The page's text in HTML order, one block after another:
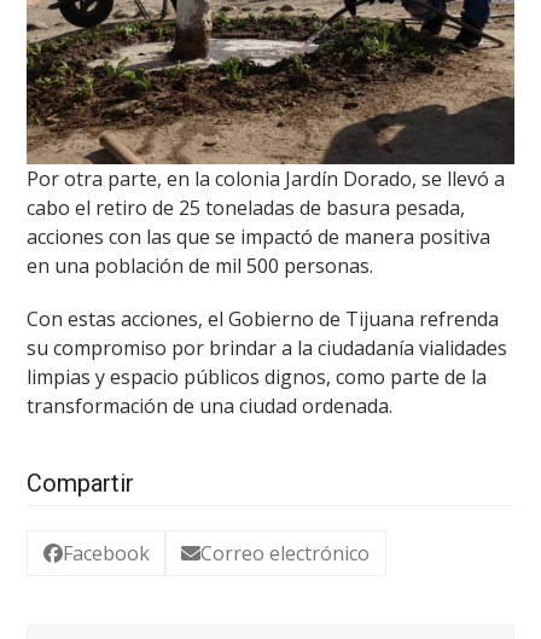
Por otra parte, en la colonia Jardín Dorado, se llevó a
cabo el retiro de 25 toneladas de basura pesada,
acciones con las que se impactó de manera positiva
en una población de mil 500 personas.
Con estas acciones, el Gobierno de Tijuana refrenda
su compromiso por brindar a la ciudadanía vialidades
limpias y espacio públicos dignos, como parte de la
transformación de una ciudad ordenada.
Compartir
Facebook Correo electrónico